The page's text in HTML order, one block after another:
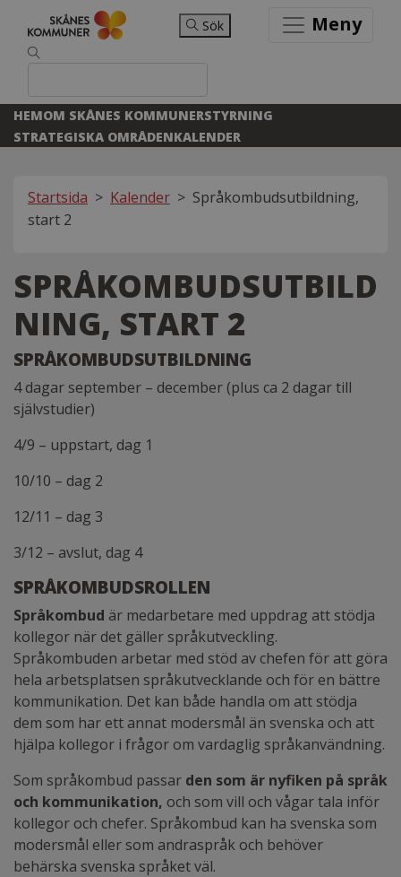
Sök Meny
HEMOM SKÅNES KOMMUNERSTYRNING
STRATEGISKA OMRÅDENKALENDER
Startsida > Kalender > Språkombudsutbildning,
start 2
SPRÅKOMBUDSUTBILD
NING, START 2
SPRÅKOMBUDSUTBILDNING
4 dagar september – december (plus ca 2 dagar till
självstudier)
4/9 – uppstart, dag 1
10/10 – dag 2
12/11 – dag 3
3/12 – avslut, dag 4
SPRÅKOMBUDSROLLEN
Språkombud är medarbetare med uppdrag att stödja
kollegor när det gäller språkutveckling.
Språkombuden arbetar med stöd av chefen för att göra
hela arbetsplatsen språkutvecklande och för en bättre
kommunikation. Det kan både handla om att stödja
dem som har ett annat modersmål än svenska och att
hjälpa kollegor i frågor om vardaglig språkanvändning.
Som språkombud passar den som är nyfiken på språk
och kommunikation, och som vill och vågar tala inför
kollegor och chefer. Språkombud kan ha svenska som
modersmål eller som andraspråk och behöver
behärska svenska språket väl.